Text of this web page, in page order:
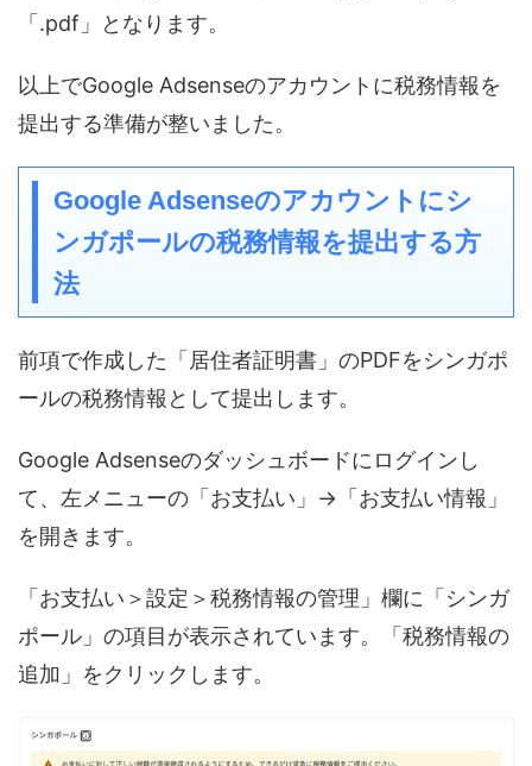
「.pdf」となります。
以上でGoogle Adsenseのアカウントに税務情報を
提出する準備が整いました。
Google Adsenseのアカウントにシ
ンガポールの税務情報を提出する方
法
前項で作成した「居住者証明書」のPDFをシンガポ
ールの税務情報として提出します。
Google Adsenseのダッシュボードにログインし
て、左メニューの「お支払い」→「お支払い情報」
を開きます。
「お支払い＞設定＞税務情報の管理」欄に「シンガ
ポール」の項目が表示されています。「税務情報の
追加」をクリックします。